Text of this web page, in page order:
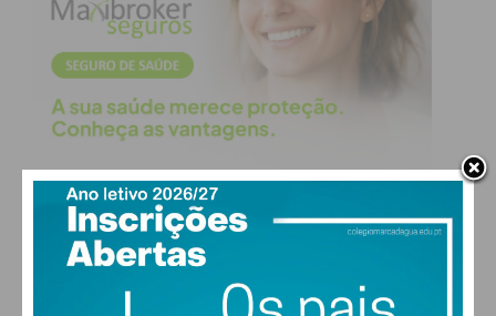
PAÇOS DE FERREIRA